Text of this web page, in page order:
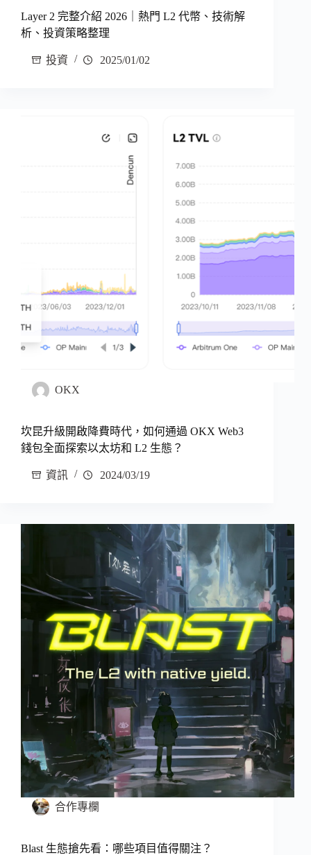
Layer 2 完整介紹 2026｜熱門 L2 代幣、技術解
析、投資策略整理
投資 2025/01/02
OKX
坎昆升級開啟降費時代，如何通過 OKX Web3
錢包全面探索以太坊和 L2 生態？
資訊 2024/03/19
合作專欄
Blast 生態搶先看：哪些項目值得關注？